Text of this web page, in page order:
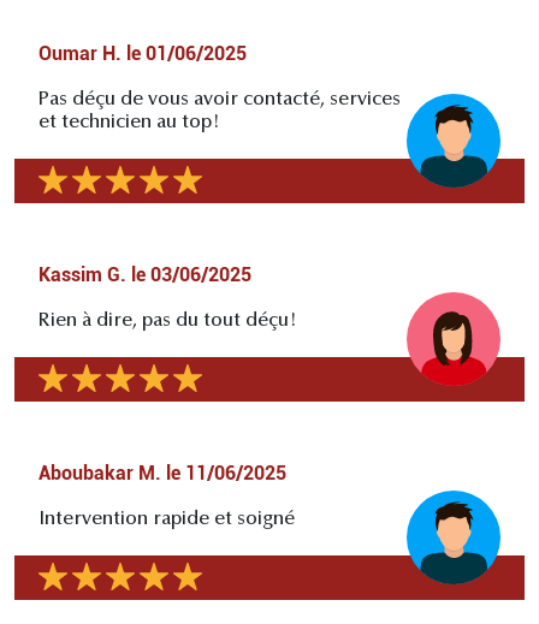
Oumar H. le 01/06/2025
Pas déçu de vous avoir contacté, services
et technicien au top!
Kassim G. le 03/06/2025
Rien à dire, pas du tout déçu!
Aboubakar M. le 11/06/2025
Intervention rapide et soigné